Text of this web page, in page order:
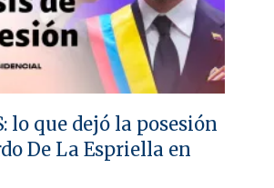
lo que dejó la posesión
De La Espriella en